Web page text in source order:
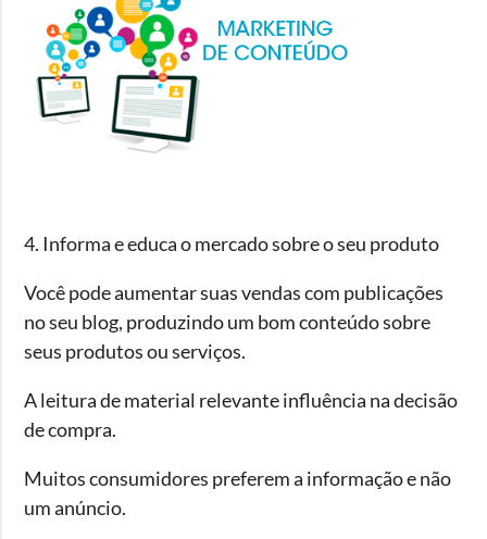
4. Informa e educa o mercado sobre o seu produto
Você pode aumentar suas vendas com publicações
no seu blog, produzindo um bom conteúdo sobre
seus produtos ou serviços.
A leitura de material relevante influência na decisão
de compra.
Muitos consumidores preferem a informação e não
um anúncio.